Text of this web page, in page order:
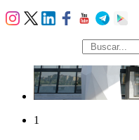
búsqueda
1